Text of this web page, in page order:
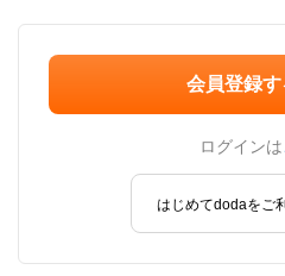
会員登録す
ログインは
はじめてdodaをご